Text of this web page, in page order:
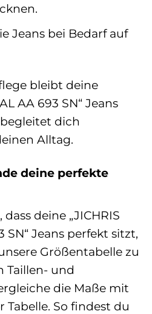
Jeans bei Bedarf auf
bleibt deine
AA 693 SN“ Jeans
dich
Alltag.
deine perfekte
deine „JICHRIS
SN“ Jeans perfekt sitzt,
Größentabelle zu
Taillen- und
die Maße mit
So findest du